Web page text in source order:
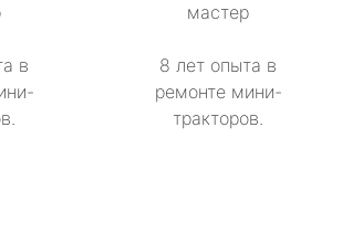
в
мастер
8 лет опыта в
ремонте мини-
тракторов.